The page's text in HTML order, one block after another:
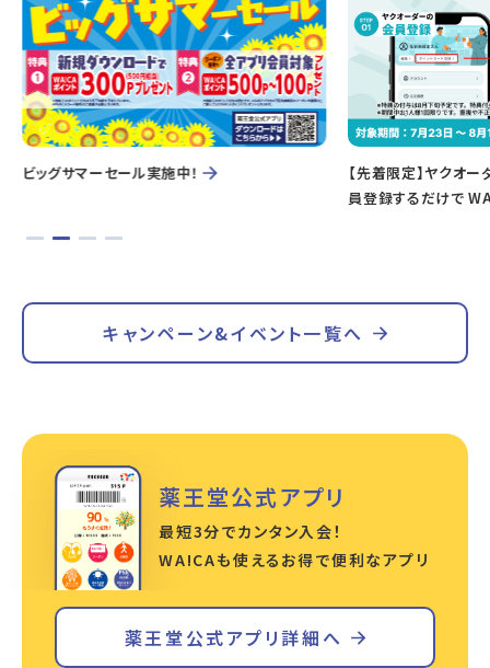
ビッグサマーセール実施中！
【先着限定】ヤクオ
員登録するだけで
キャンペーン&イベント一覧へ
薬王堂公式アプリ
最短3分でカンタン入会！
WA!CAも使えるお得で便利なアプリ
薬王堂公式アプリ詳細へ